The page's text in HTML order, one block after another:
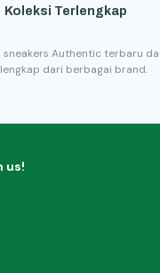
Koleksi Terlengkap
sneakers Authentic terbaru
dari berbagai brand.
us!